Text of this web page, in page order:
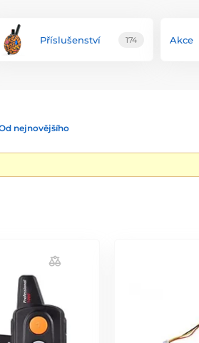
Příslušenství 174 Akce
nejnovějšího